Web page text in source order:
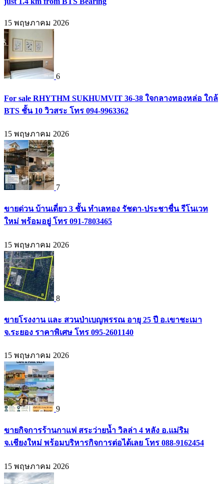
15 พฤษภาคม 2026
6
For sale RHYTHM SUKHUMVIT 36-38 ใจกลางทองหล่อ ใกล้
BTS ชั้น 10 วิวสระ โทร 094-9963362
15 พฤษภาคม 2026
7
ขายด่วน บ้านเดี่ยว 3 ชั้น ทำเลทอง รัชดา-ประชาชื่น รีโนเวท
ใหม่ พร้อมอยู่ โทร 091-7803465
15 พฤษภาคม 2026
8
ขายโรงงาน และ สวนป่าเบญพรรณ อายุ 25 ปี อ.เขาชะเมา
จ.ระยอง ราคาพิเศษ โทร 095-2601140
15 พฤษภาคม 2026
9
ขายกิจการร้านกาแฟ สระว่ายน้ำ วิลล่า 4 หลัง อ.แม่ริม
จ.เชียงใหม่ พร้อมบริหารกิจการต่อได้เลย โทร 088-9162454
15 พฤษภาคม 2026